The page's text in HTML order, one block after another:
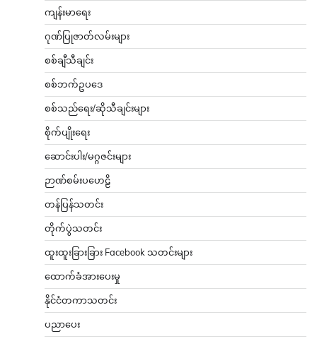
ကျန်းမာရေး
ဂုဏ်ပြုဇာတ်လမ်းများ
စစ်ချီသီချင်း
စစ်ဘက်ဥပဒေ
စစ်သည်ရေး/ဆိုသီချင်းများ
စိုက်ပျိုးရေး
ဆောင်းပါး/မဂ္ဂဇင်းများ
ဉာဏ်စမ်းပဟေဠိ
တန်ပြန်သတင်း
တိုက်ပွဲသတင်း
ထူးထူးခြားခြား Facebook သတင်းများ
ထောက်ခံအားပေးမှု
နိုင်ငံတကာသတင်း
ပညာပေး